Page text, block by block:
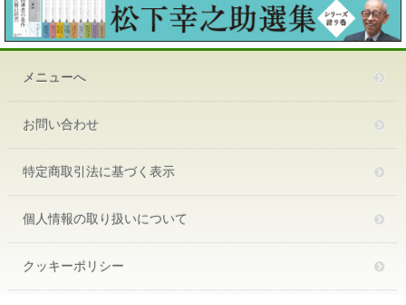
メニューへ
お問い合わせ
特定商取引法に基づく表示
個人情報の取り扱いについて
クッキーポリシー